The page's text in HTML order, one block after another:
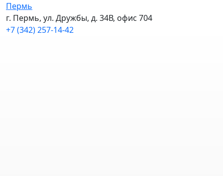
Пермь
г. Пермь, ул. Дружбы, д. 34В, офис 704
+7 (342) 257-14-42